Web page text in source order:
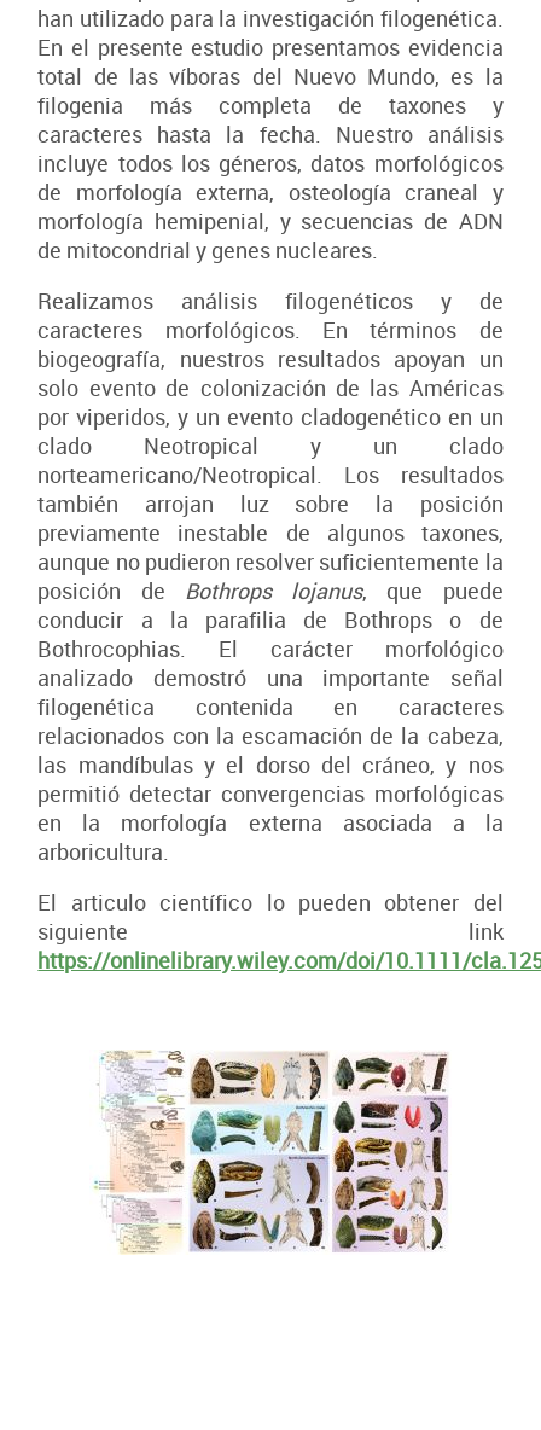
han utilizado para la investigación filogenética.
En el presente estudio presentamos evidencia
total de las víboras del Nuevo Mundo, es la
filogenia más completa de taxones y
caracteres hasta la fecha. Nuestro análisis
incluye todos los géneros, datos morfológicos
de morfología externa, osteología craneal y
morfología hemipenial, y secuencias de ADN
de mitocondrial y genes nucleares.
Realizamos análisis filogenéticos y de
caracteres morfológicos. En términos de
biogeografía, nuestros resultados apoyan un
solo evento de colonización de las Américas
por viperidos, y un evento cladogenético en un
clado Neotropical y un clado
norteamericano/Neotropical. Los resultados
también arrojan luz sobre la posición
previamente inestable de algunos taxones,
aunque no pudieron resolver suficientemente la
posición de Bothrops lojanus, que puede
conducir a la parafilia de Bothrops o de
Bothrocophias. El carácter morfológico
analizado demostró una importante señal
filogenética contenida en caracteres
relacionados con la escamación de la cabeza,
las mandíbulas y el dorso del cráneo, y nos
permitió detectar convergencias morfológicas
en la morfología externa asociada a la
arboricultura.
El articulo científico lo pueden obtener del
siguiente link
https://onlinelibrary.wiley.com/doi/10.1111/